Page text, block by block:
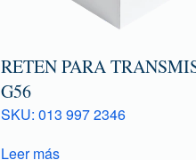
RETEN PARA
G56
SKU: 013 997 2346
Leer más